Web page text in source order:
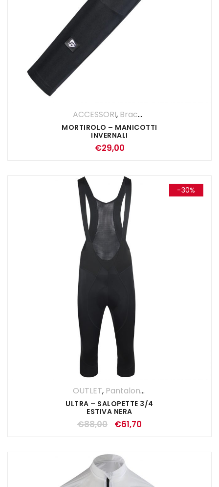
ACCESSORI, Braccia
MORTIROLO – MANICOTTI
INVERNALI
€29,00
-30%
OUTLET, Pantalone 3/4
ULTRA – SALOPETTE 3/4
ESTIVA NERA
€88,00 €61,70